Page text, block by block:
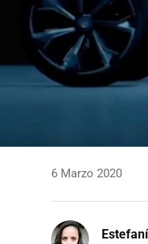
6 Marzo 2020